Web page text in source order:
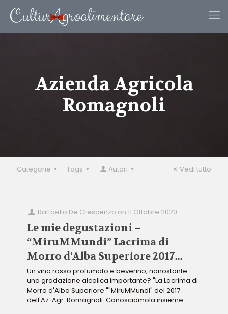
Azienda Agricola
Romagnoli
Categorie Tags Autori Vedi tutto
Raffaello De Crescenzo on11 Ottobre 2020
Le mie degustazioni –
“MiruMMundi” Lacrima di
Morro d’Alba Superiore 2017
dell’Az. Agr. Romagnoli
Un vino rosso profumato e beverino, nonostante
una gradazione alcolica importante? "La Lacrima di
Morro d'Alba Superiore ""MiruMMundi" del 2017
dell'Az. Agr. Romagnoli. Conosciamola insieme...